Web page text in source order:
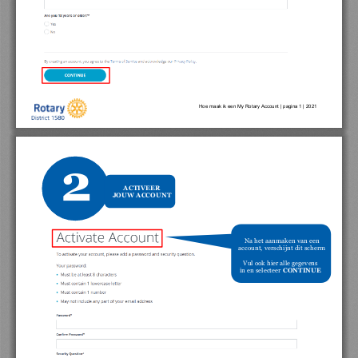
Hoe maak ik een My Rotary Account | pagina 1 | 2021
2 ACTIVEER
JOUW ACCOUNT
Na het aanmaken van een
account, verschijnt dit scherm
Vul ook hier alle gegevens
in en selecteer CONTINUE